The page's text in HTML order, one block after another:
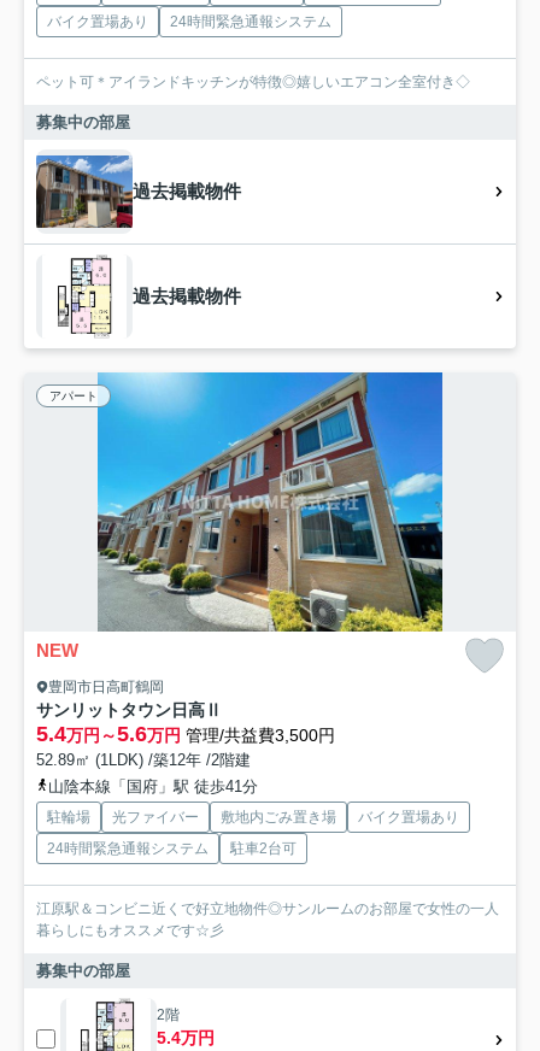
バイク置場あり
24時間緊急通報システム
ペット可＊アイランドキッチンが特徴◎嬉しいエアコン全室付き◇
募集中の部屋
過去掲載物件
過去掲載物件
アパート
NEW
豊岡市日高町鶴岡
サンリットタウン日高Ⅱ
5.4万円～5.6万円 管理/共益費3,500円
52.89㎡ (1LDK) /築12年 /2階建
山陰本線「国府」駅 徒歩41分
駐輪場 光ファイバー 敷地内ごみ置き場
バイク置場あり
24時間緊急通報システム
駐車2台可
江原駅＆コンビニ近くで好立地物件◎サンルームのお部屋で女性の一人
暮らしにもオススメです☆彡
募集中の部屋
2階
5.4万円